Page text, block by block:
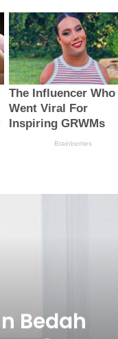
Bedah